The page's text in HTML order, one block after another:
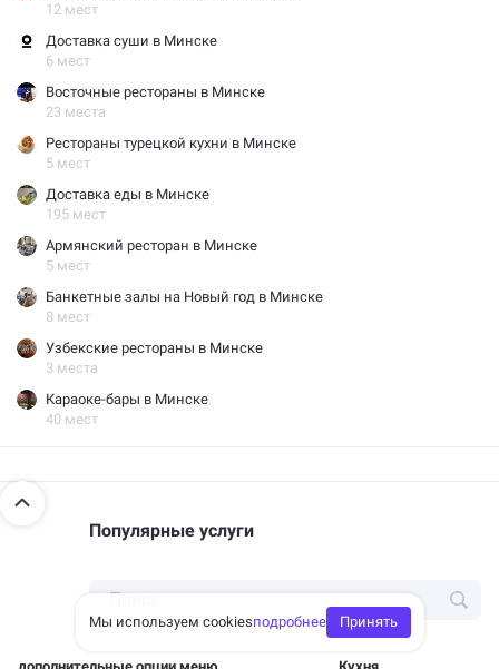
12 мест
Доставка суши в Минске
6 мест
Восточные рестораны в Минске
23 места
Рестораны турецкой кухни в Минске
5 мест
Доставка еды в Минске
195 мест
Армянский ресторан в Минске
5 мест
Банкетные залы на Новый год в Минске
8 мест
Узбекские рестораны в Минске
3 места
Караоке-бары в Минске
40 мест
Популярные услуги
Мы используем cookiesподробнее Принять